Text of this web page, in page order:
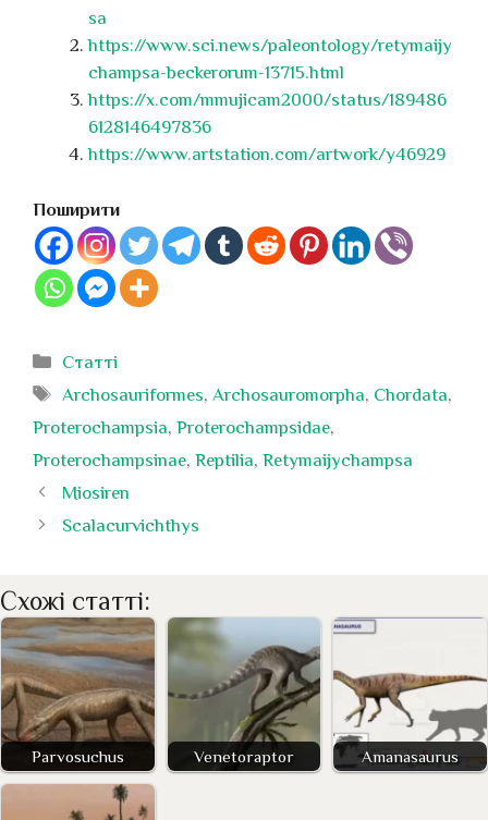
sa
https://www.sci.news/paleontology/retymaijy
champsa-beckerorum-13715.html
https://x.com/mmujicam2000/status/189486
6128146497836
https://www.artstation.com/artwork/y46929
Поширити
Категорії
Статті
Позначки
Archosauriformes,Archosauromorpha, Chordata,
Proterochampsia, Proterochampsidae,
Proterochampsinae, Reptilia, Retymaijychampsa
Miosiren
Scalacurvichthys
Схожі статті:
Parvosuchus Venetoraptor Amanasaurus